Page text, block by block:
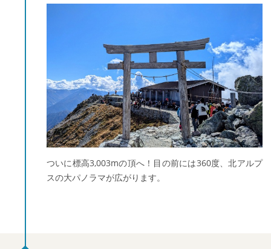
ついに標高3,003mの頂へ！目の前には360度、北アルプ
スの大パノラマが広がります。